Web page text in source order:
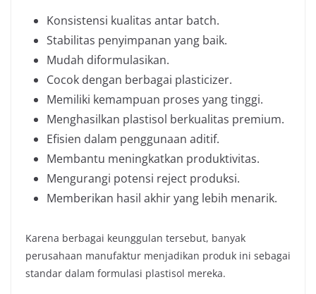
Konsistensi kualitas antar batch.
Stabilitas penyimpanan yang baik.
Mudah diformulasikan.
Cocok dengan berbagai plasticizer.
Memiliki kemampuan proses yang tinggi.
Menghasilkan plastisol berkualitas premium.
Efisien dalam penggunaan aditif.
Membantu meningkatkan produktivitas.
Mengurangi potensi reject produksi.
Memberikan hasil akhir yang lebih menarik.
Karena berbagai keunggulan tersebut, banyak
perusahaan manufaktur menjadikan produk ini sebagai
standar dalam formulasi plastisol mereka.